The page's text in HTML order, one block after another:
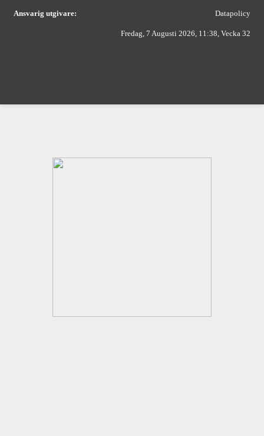
Ansvarig utgivare: Datapolicy
Fredag, 7 Augusti 2026, 11:38, Vecka 32